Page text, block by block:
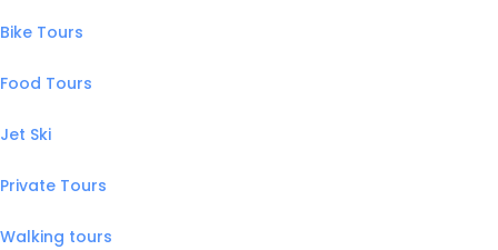
Bike Tours
Food Tours
Jet Ski
Private Tours
Walking tours